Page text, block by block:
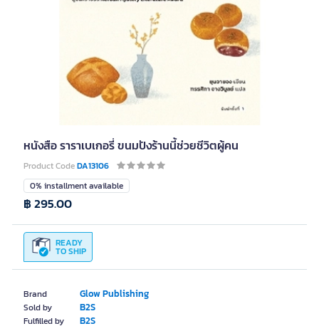
หนังสือ ราราเบเกอรี่ ขนมปังร้านนี้ช่วยชีวิตผู้คน
Product CodeDA13106
Brand Glow Publishing
Sold by B2S
Fulfilled by B2S
0% installment available
READY
TO SHIP
฿ 295.00